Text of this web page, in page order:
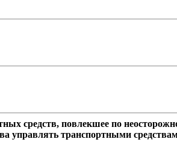
средств, повлекшее по
управлять транспортными